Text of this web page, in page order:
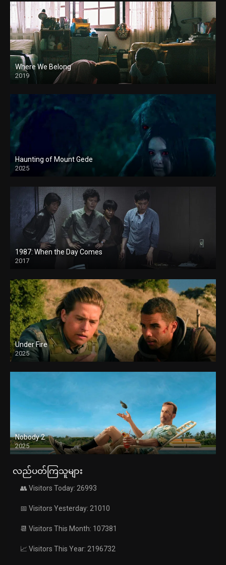
Where We Belong
2019
Haunting of Mount Gede
2025
1987: When the Day Comes
2017
Under Fire
2025
Nobody 2
2025
လည်ပတ်ကြသူများ
👥 Visitors Today: 26993
📅 Visitors Yesterday: 21010
📆 Visitors This Month: 107381
📈 Visitors This Year: 2196732